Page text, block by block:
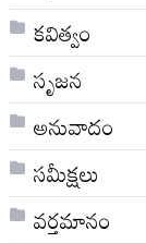
కవిత్వం
సృజన
అనువాదం
సమీక్షలు
వర్తమానం